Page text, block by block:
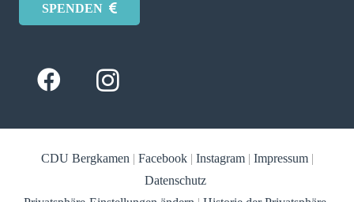
SPENDEN
CDU Bergkamen| Facebook| Instagram| Impressum|
Datenschutz